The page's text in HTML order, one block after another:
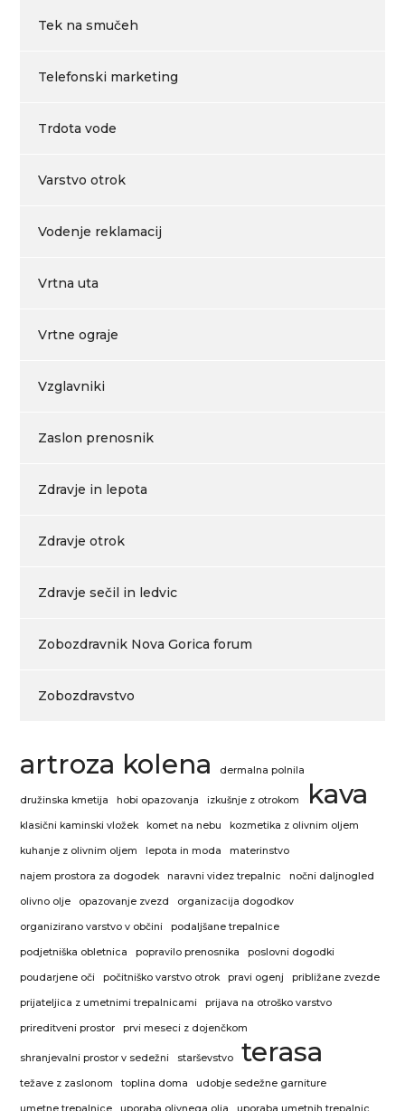
Tek na smučeh
Telefonski marketing
Trdota vode
Varstvo otrok
Vodenje reklamacij
Vrtna uta
Vrtne ograje
Vzglavniki
Zaslon prenosnik
Zdravje in lepota
Zdravje otrok
Zdravje sečil in ledvic
Zobozdravnik Nova Gorica forum
Zobozdravstvo
artroza kolena dermalna polnila
družinska kmetija hobi opazovanja izkušnje z otrokom kava
klasični kaminski vložek komet na nebu kozmetika z olivnim oljem
kuhanje z olivnim oljem lepota in moda materinstvo
najem prostora za dogodek naravni videz trepalnic nočni daljnogled
olivno olje opazovanje zvezd organizacija dogodkov
organizirano varstvo v občini podaljšane trepalnice
podjetniška obletnica popravilo prenosnika poslovni dogodki
poudarjene oči počitniško varstvo otrok pravi ogenj približane zvezde
prijateljica z umetnimi trepalnicami prijava na otroško varstvo
prireditveni prostor prvi meseci z dojenčkom
shranjevalni prostor v sedežni starševstvo terasa
težave z zaslonom toplina doma udobje sedežne garniture
umetne trepalnice uporaba olivnega olja uporaba umetnih trepalnic